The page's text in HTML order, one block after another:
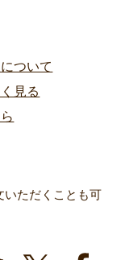
ただくことも可